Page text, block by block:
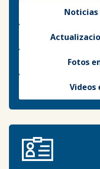
Noticias
Fotos
Videos